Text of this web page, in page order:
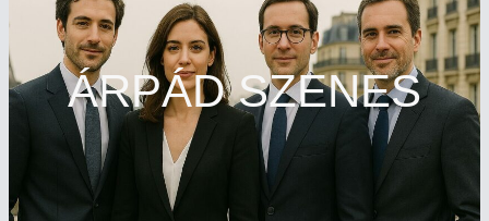
ÁRPÁD SZENES